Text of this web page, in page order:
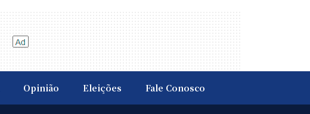
Opinião Eleições Fale Conosco